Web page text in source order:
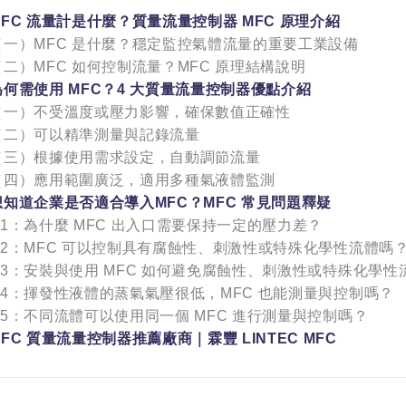
流量計是什麼？質量流量控制器 MFC 原理介紹
一）MFC 是什麼？穩定監控氣體流量的重要工業設備
二）MFC 如何控制流量？MFC 原理結構說明
何需使用 MFC？4 大質量流量控制器優點介紹
一）不受溫度或壓力影響，確保數值正確性
二）可以精準測量與記錄流量
三）根據使用需求設定，自動調節流量
四）應用範圍廣泛，適用多種氣液體監測
知道企業是否適合導入MFC？MFC 常見問題釋疑
：為什麼 MFC 出入口需要保持一定的壓力差？
：MFC 可以控制具有腐蝕性、刺激性或特殊化學性流體嗎？
：安裝與使用 MFC 如何避免腐蝕性、刺激性或特殊化學性
：揮發性液體的蒸氣氣壓很低，MFC 也能測量與控制嗎？
：不同流體可以使用同一個 MFC 進行測量與控制嗎？
質量流量控制器推薦廠商｜霖豐 LINTEC MFC